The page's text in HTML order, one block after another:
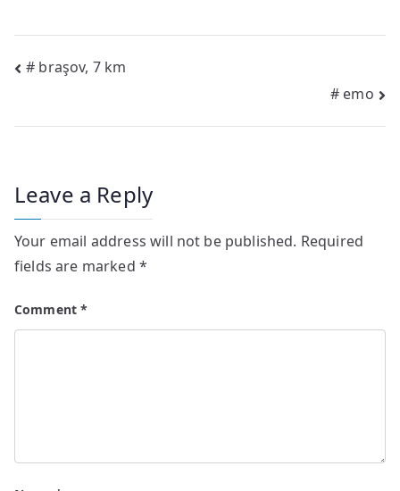
Post
# braşov, 7 km
# emo
Leave a Reply
Your email address will not be published. Required
fields are marked *
Comment*